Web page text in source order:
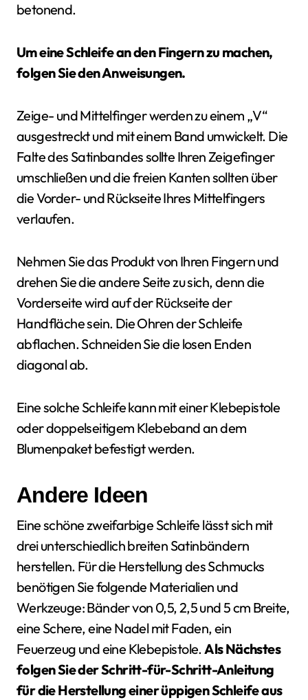
betonend.
Um eine Schleife an den Fingern zu machen,
folgen Sie den Anweisungen.
Zeige- und Mittelfinger werden zu einem „V“
ausgestreckt und mit einem Band umwickelt. Die
Falte des Satinbandes sollte Ihren Zeigefinger
umschließen und die freien Kanten sollten über
die Vorder- und Rückseite Ihres Mittelfingers
verlaufen.
Nehmen Sie das Produkt von Ihren Fingern und
drehen Sie die andere Seite zu sich, denn die
Vorderseite wird auf der Rückseite der
Handfläche sein. Die Ohren der Schleife
abflachen. Schneiden Sie die losen Enden
diagonal ab.
Eine solche Schleife kann mit einer Klebepistole
oder doppelseitigem Klebeband an dem
Blumenpaket befestigt werden.
Andere Ideen
Eine schöne zweifarbige Schleife lässt sich mit
drei unterschiedlich breiten Satinbändern
herstellen. Für die Herstellung des Schmucks
benötigen Sie folgende Materialien und
Werkzeuge: Bänder von 0,5, 2,5 und 5 cm Breite,
eine Schere, eine Nadel mit Faden, ein
Feuerzeug und eine Klebepistole.Als Nächstes
folgen Sie der Schritt-für-Schritt-Anleitung
für die Herstellung einer üppigen Schleife aus